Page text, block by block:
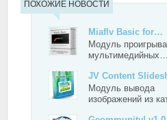
ПОХОЖИЕ НОВОСТИ
Miaflv Basic for…
Модуль
мультимедийных…
JV Content
Модуль вывода
изображений из